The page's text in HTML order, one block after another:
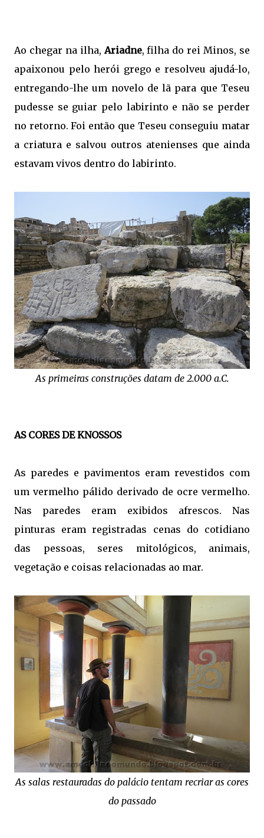
Ao chegar na ilha, Ariadne, filha do rei Minos, se
apaixonou pelo herói grego e resolveu ajudá-lo,
entregando-lhe um novelo de lã para que Teseu
pudesse se guiar pelo labirinto e não se perder
no retorno. Foi então que Teseu conseguiu matar
a criatura e salvou outros atenienses que ainda
estavam vivos dentro do labirinto.
As primeiras construções datam de 2.000 a.C.
AS CORES DE KNOSSOS
As paredes e pavimentos eram revestidos com
um vermelho pálido derivado de ocre vermelho.
Nas paredes eram exibidos afrescos. Nas
pinturas eram registradas cenas do cotidiano
das pessoas, seres mitológicos, animais,
vegetação e coisas relacionadas ao mar.
As salas restauradas do palácio tentam recriar as cores
do passado